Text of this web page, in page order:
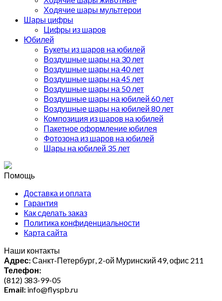
Ходячие шары мультгерои
Шары цифры
Цифры из шаров
Юбилей
Букеты из шаров на юбилей
Воздушные шары на 30 лет
Воздушные шары на 40 лет
Воздушные шары на 45 лет
Воздушные шары на 50 лет
Воздушные шары на юбилей 60 лет
Воздушные шары на юбилей 80 лет
Композиция из шаров на юбилей
Пакетное оформление юбилея
Фотозона из шаров на юбилей
Шары на юбилей 35 лет
Помощь
Доставка и оплата
Гарантия
Как сделать заказ
Политика конфиденциальности
Карта сайта
Наши контакты
Адрес:Санкт-Петербург, 2-ой Муринский 49, офис 211
Телефон:
(812) 383-99-05
Email: info@flyspb.ru